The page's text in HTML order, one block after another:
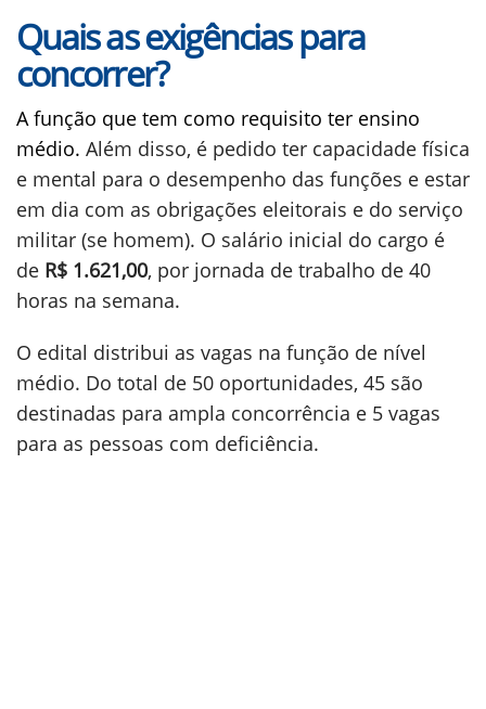
Quais as exigências para
concorrer?
A função que tem como requisito ter ensino
médio. Além disso, é pedido ter capacidade física
e mental para o desempenho das funções e estar
em dia com as obrigações eleitorais e do serviço
militar (se homem). O salário inicial do cargo é
de R$ 1.621,00, por jornada de trabalho de 40
horas na semana.
O edital distribui as vagas na função de nível
médio. Do total de 50 oportunidades, 45 são
destinadas para ampla concorrência e 5 vagas
para as pessoas com deficiência.